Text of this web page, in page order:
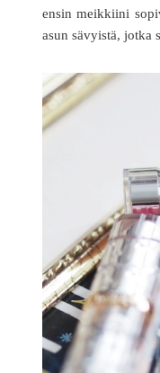
ensin meikkiini
asun sävyistä, jotka